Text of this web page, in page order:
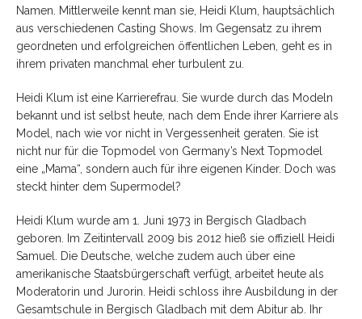
Namen. Mittlerweile kennt man sie, Heidi Klum, hauptsächlich
aus verschiedenen Casting Shows. Im Gegensatz zu ihrem
geordneten und erfolgreichen öffentlichen Leben, geht es in
ihrem privaten manchmal eher turbulent zu.
Heidi Klum ist eine Karrierefrau. Sie wurde durch das Modeln
bekannt und ist selbst heute, nach dem Ende ihrer Karriere als
Model, nach wie vor nicht in Vergessenheit geraten. Sie ist
nicht nur für die Topmodel von Germany’s Next Topmodel
eine „Mama“, sondern auch für ihre eigenen Kinder. Doch was
steckt hinter dem Supermodel?
Heidi Klum wurde am 1. Juni 1973 in Bergisch Gladbach
geboren. Im Zeitintervall 2009 bis 2012 hieß sie offiziell Heidi
Samuel. Die Deutsche, welche zudem auch über eine
amerikanische Staatsbürgerschaft verfügt, arbeitet heute als
Moderatorin und Jurorin. Heidi schloss ihre Ausbildung in der
Gesamtschule in Bergisch Gladbach mit dem Abitur ab. Ihr